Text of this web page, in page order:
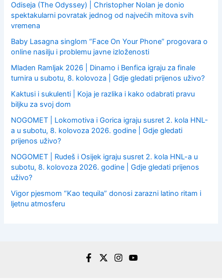
Odiseja (The Odyssey) | Christopher Nolan je donio
spektakularni povratak jednog od najvećih mitova svih
vremena
Baby Lasagna singlom “Face On Your Phone” progovara o
online nasilju i problemu javne izloženosti
Mladen Ramljak 2026 | Dinamo i Benfica igraju za finale
turnira u subotu, 8. kolovoza | Gdje gledati prijenos uživo?
Kaktusi i sukulenti | Koja je razlika i kako odabrati pravu
biljku za svoj dom
NOGOMET | Lokomotiva i Gorica igraju susret 2. kola HNL-
a u subotu, 8. kolovoza 2026. godine | Gdje gledati
prijenos uživo?
NOGOMET | Rudeš i Osijek igraju susret 2. kola HNL-a u
subotu, 8. kolovoza 2026. godine | Gdje gledati prijenos
uživo?
Vigor pjesmom “Kao tequila” donosi zarazni latino ritam i
ljetnu atmosferu